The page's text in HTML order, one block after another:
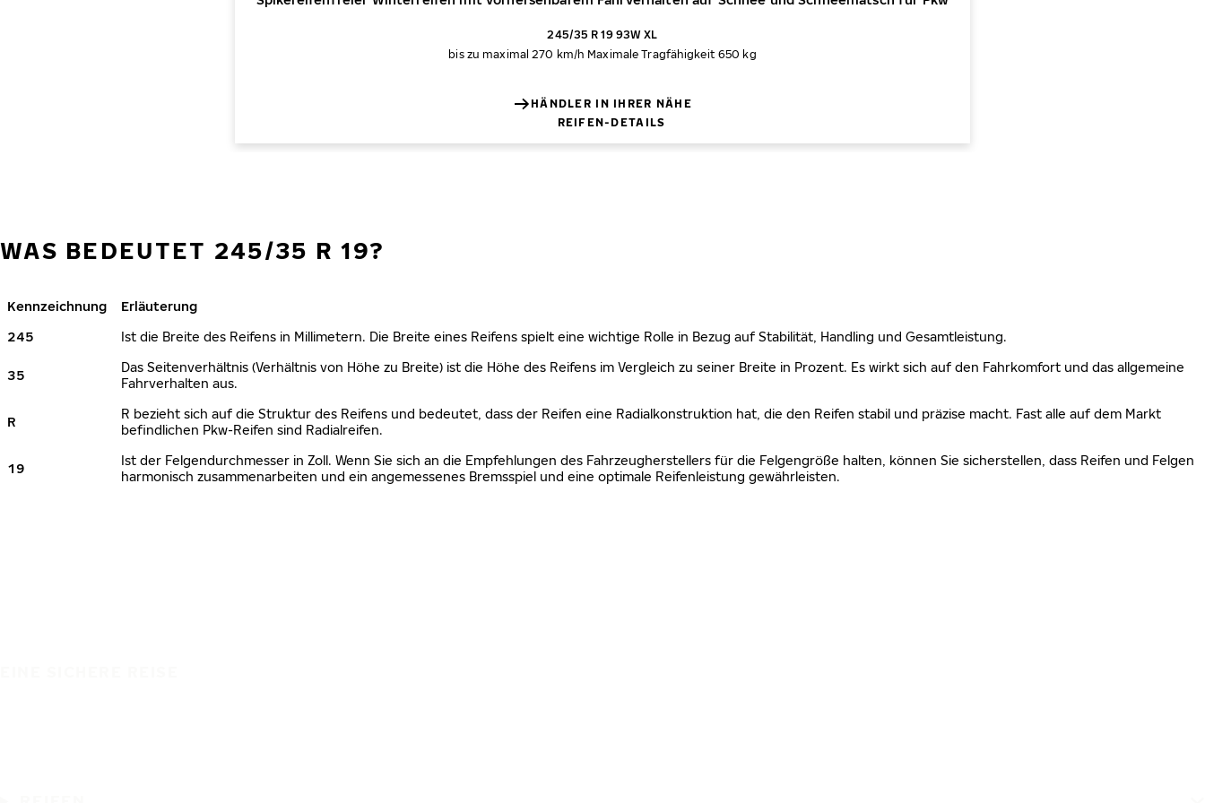
245/35 R 19 93W XL
bis zu maximal 270 km/h Maximale Tragfähigkeit 650 kg
HÄNDLER IN IHRER NÄHE
REIFEN-DETAILS
WAS BEDEUTET 245/35 R 19?
Kennzeichnung
Erläuterung
245
Ist die Breite des Reifens in Millimetern. Die Breite eines Reifens spielt eine wichtige Rolle in Bezug auf Stabilität, Handling und Gesamtleistung.
35
Das Seitenverhältnis (Verhältnis von Höhe zu Breite) ist die Höhe des Reifens im Vergleich zu seiner Breite in Prozent. Es wirkt sich auf den Fahrkomfort und das allgemeine
Fahrverhalten aus.
R
R bezieht sich auf die Struktur des Reifens und bedeutet, dass der Reifen eine Radialkonstruktion hat, die den Reifen stabil und präzise macht. Fast alle auf dem Markt
befindlichen Pkw-Reifen sind Radialreifen.
19
Ist der Felgendurchmesser in Zoll. Wenn Sie sich an die Empfehlungen des Fahrzeugherstellers für die Felgengröße halten, können Sie sicherstellen, dass Reifen und Felgen
harmonisch zusammenarbeiten und ein angemessenes Bremsspiel und eine optimale Reifenleistung gewährleisten.